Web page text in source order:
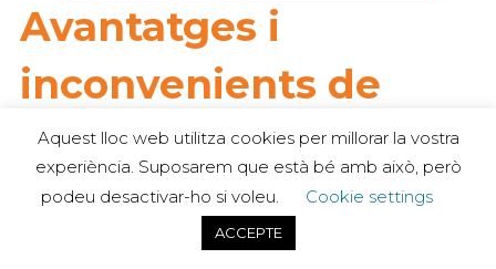
Avantatges i
inconvenients de
l’instal·lació
d’aerotèrmia a Seva
Aquest lloc web utilitza cookies per millorar la vostra
experiència. Suposarem que està bé amb això, però
podeu desactivar-ho si voleu.
Cookie settings
ACCEPTE